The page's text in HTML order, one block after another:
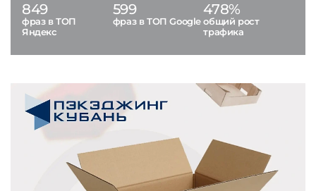
849
фраз в ТОП
Яндекс
599
фраз в ТОП Google
478%
общий рост
трафика